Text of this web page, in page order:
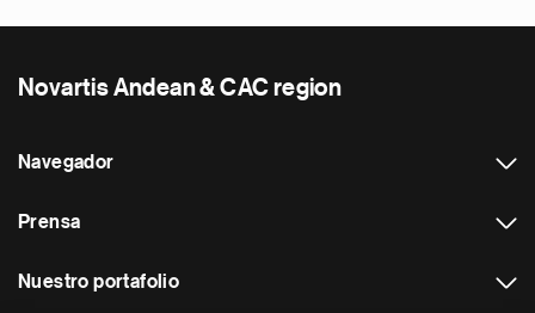
Novartis Andean & CAC region
Navegador
Prensa
Nuestro portafolio